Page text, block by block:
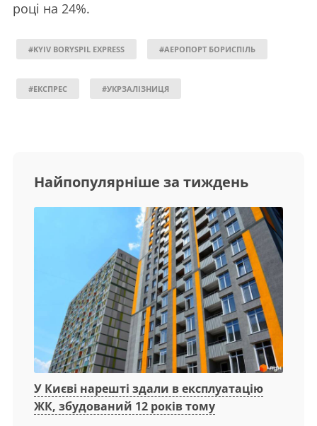
році на 24%.
#KYIV BORYSPIL EXPRESS #АЕРОПОРТ БОРИСПІЛЬ
#ЕКСПРЕС #УКРЗАЛІЗНИЦЯ
Найпопулярніше за тиждень
У Києві нарешті здали в експлуатацію
ЖК, збудований 12 років тому